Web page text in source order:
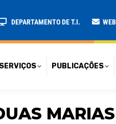
DEPARTAMENTO DE T.I.
SERVIÇOS PUBLICAÇÕES